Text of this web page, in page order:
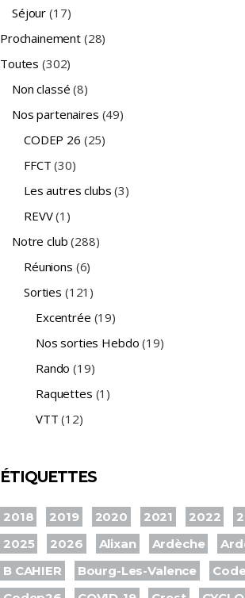
Séjour (17)
Prochainement (28)
Toutes (302)
Non classé (8)
Nos partenaires (49)
CODEP 26 (25)
FFCT (30)
Les autres clubs (3)
REVV(1)
Notre club (288)
Réunions (6)
Sorties (121)
Excentrée (19)
Nos sorties Hebdo (19)
Rando (19)
Raquettes (1)
VTT (12)
ÉTIQUETTES
2018 2019 2020 2021 2022
2025
2026 Alixan Ardèche
B CAHIER
Bourg-Les-Valence